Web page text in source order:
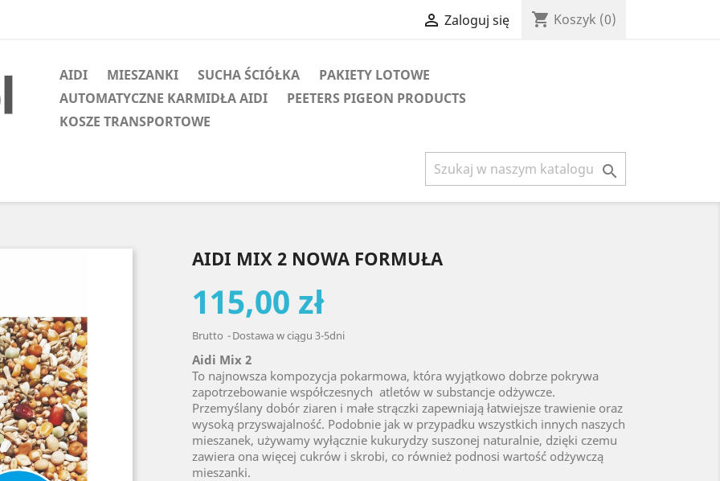
 Zaloguj się shopping_cart Koszyk (0)
AIDI MIESZANKI SUCHA ŚCIÓŁKA
PAKIETY LOTOWE
AUTOMATYCZNE KARMIDŁA AIDI
PEETERS PIGEON PRODUCTS
KOSZE TRANSPORTOWE

AIDI MIX 2 NOWA FORMUŁA
115,00 zł
Brutto Dostawa w ciągu 3-5dni
Aidi Mix 2
To najnowsza kompozycja pokarmowa, która wyjątkowo dobrze pokrywa
zapotrzebowanie współczesnych atletów w substancje odżywcze.
Przemyślany dobór ziaren i małe strączki zapewniają łatwiejsze trawienie oraz
wysoką przyswajalność. Podobnie jak w przypadku wszystkich innych naszych
mieszanek, używamy wyłącznie kukurydzy suszonej naturalnie, dzięki czemu
zawiera ona więcej cukrów i skrobi, co również podnosi wartość odżywczą
mieszanki.